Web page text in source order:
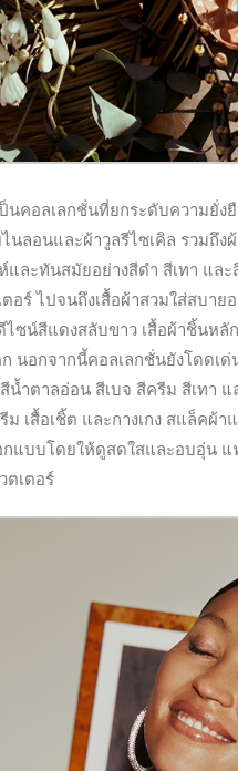
นคอลเลกชั่นที่ยกระดับความยั่ง
ไนลอนและผ้าวูลรีไซเคิล รวม
ละทันสมัยอย่างสีดำ สีเทา แล
อร์ ไปจนถึงเสื้อผ้าสวมใส่สบา
ซน์สีแดงสลับขาว เสื้อผ้าชิ้นหลั
นอกจากนี้คอลเลกชั่นยังโดด
สีน้ำตาลอ่อน สีเบจ สีครีม สีเท
เสื้อเชิ้ต และกางเกง สแล็คผ้
กแบบโดยให้ดูสดใสและอบอุ่น
ตเตอร์